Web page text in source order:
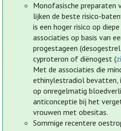
Monofasische preparaten
lijken de beste risico-
is een hoger risico op
associaties op basis van
progestageen
cyproteron of diënogest (
Met de associaties die
ethinylestradiol bevatten,
op onregelmatig
anticonceptie bij het
vrouwen met obesitas.
Sommige recentere